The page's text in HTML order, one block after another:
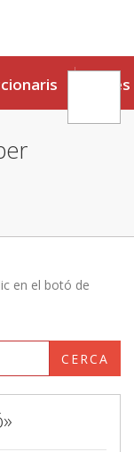
Eines
en el botó de
CERCA